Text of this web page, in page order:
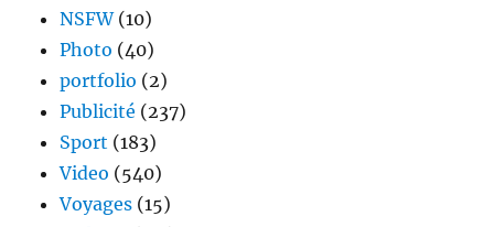
NSFW(10)
Photo (40)
portfolio (2)
Publicité (237)
Sport (183)
Video (540)
Voyages (15)